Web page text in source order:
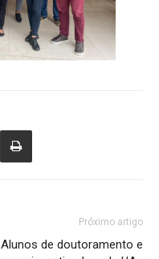
Próximo artigo
Alunos de doutoramento e